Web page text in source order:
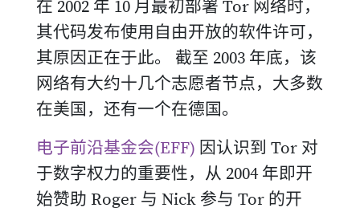
在 2002 年 10 月最初部署 Tor 网络时，
其代码发布使用自由开放的软件许可，
其原因正在于此。 截至 2003 年底，该
网络有大约十几个志愿者节点，大多数
在美国，还有一个在德国。
电子前沿基金会(EFF) 因认识到 Tor 对
于数字权力的重要性，从 2004 年即开
始赞助 Roger 与 Nick 参与 Tor 的开